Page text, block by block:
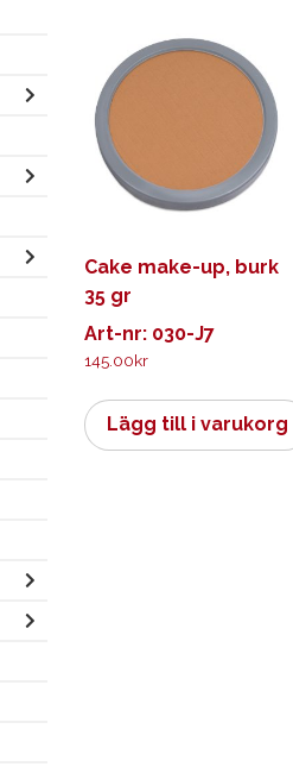
Cake make-up, burk
35 gr
Art-nr: 030-J7
145.00kr
Lägg till i varukorg